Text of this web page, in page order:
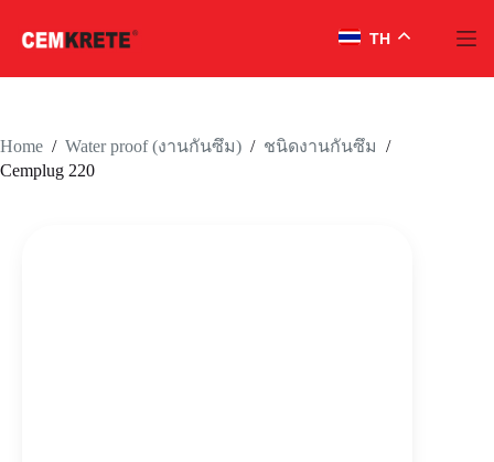
TH
Home / Water proof (งานกันซึม) / ชนิดงานกันซึม /
Cemplug 220